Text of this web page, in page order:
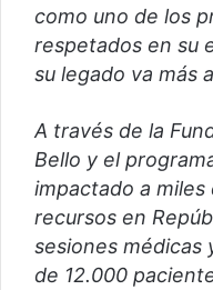
como uno de los
respetados en su
su legado va más
A través de la
Bello y el
impactado a miles
recursos en
sesiones médicas
de 12.000